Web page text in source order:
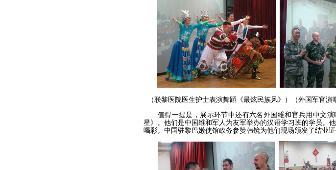
（联黎医院医生护士表演舞蹈《最炫民族风》）（外国军官演
值得一提是，展示环节中还有六名外国维和官兵用中文演
星》。他们是中国维和军人为友军举办的汉语学习班的学员。
喝彩。中国驻黎巴嫩使馆政务参赞韩镜为他们现场颁发了结业证